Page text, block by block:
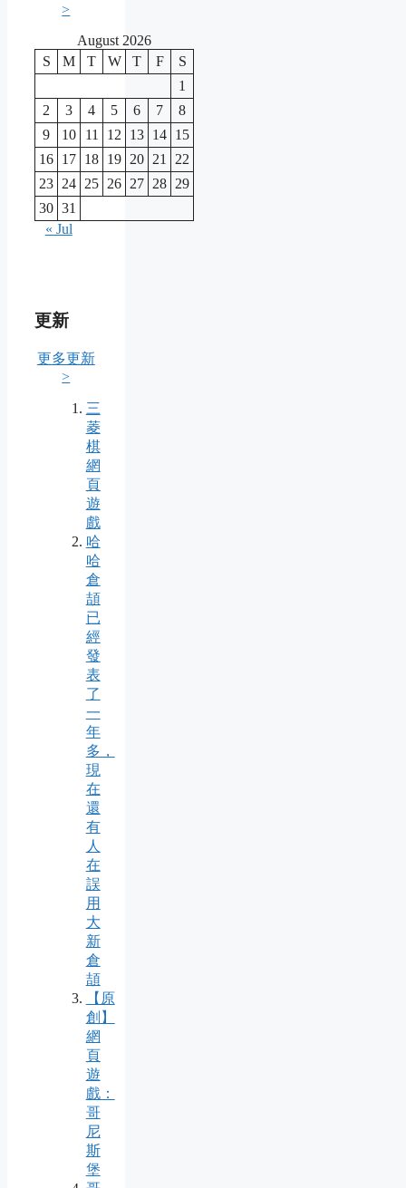
>
August 2026
S
M T W T F
S
1
2
3 4 5 6 7
8
9
10 11 12 13 14 15
16 17 18 19 20 21 22
23 24 25 26 27 28 29
30 31
« Jul
更新
更多更新
>
三
菱
棋
網
頁
遊
戲
哈
哈
倉
頡
已
經
發
表
了
一
年
多，
現
在
還
有
人
在
誤
用
大
新
倉
頡
【原
創】
網
頁
遊
戲：
哥
尼
斯
堡